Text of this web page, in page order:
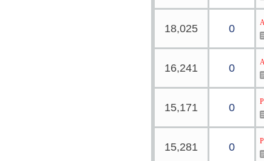
0
18,025
0
16,241
0
15,171
0
15,281